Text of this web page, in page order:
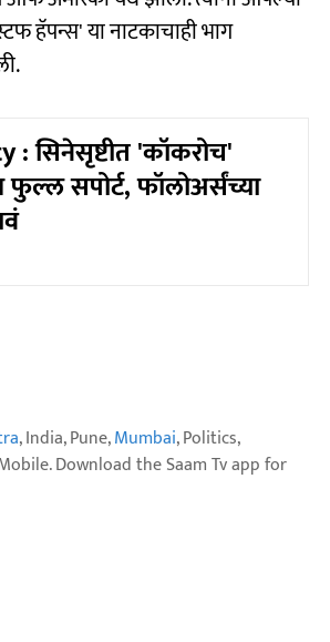
हॅपन्स' या नाटकाचाही भाग
सिनेसृष्टीत 'कॉकरोच'
सपोर्ट, फॉलोअर्संच्या
, India, Pune,Mumbai, Politics,
Download the Saam Tv app for